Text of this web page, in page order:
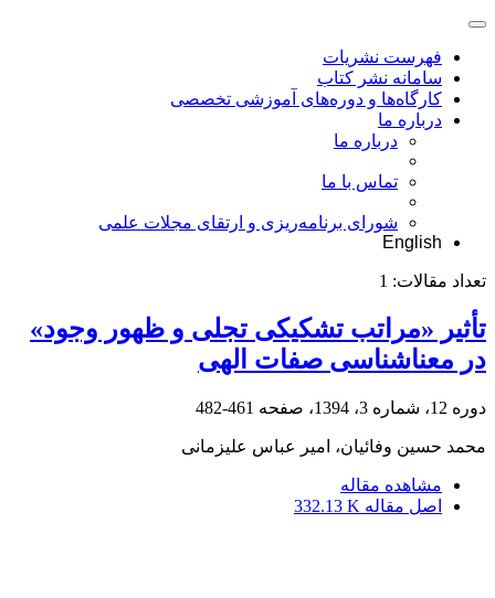
فهرست نشریات
سامانه نشر کتاب
کارگاه‌ها و دوره‌های آموزشی تخصصی
درباره ما
درباره ما
تماس با ما
شورای برنامه‌ریزی و ارتقای مجلات علمی
English
تعداد مقالات: 1
تأثیر «مراتب تشکیکی تجلی و ظهور وجود»
در معناشناسی صفات الهی
دوره 12، شماره 3، 1394، صفحه 461-482
محمد حسین وفائیان، امیر عباس علیزمانی
مشاهده مقاله
اصل مقاله 332.13 K